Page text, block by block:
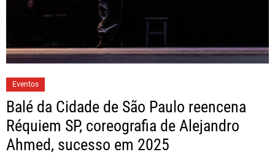
Eventos
Balé da Cidade de São Paulo reencena
Réquiem SP, coreografia de Alejandro
Ahmed, sucesso em 2025